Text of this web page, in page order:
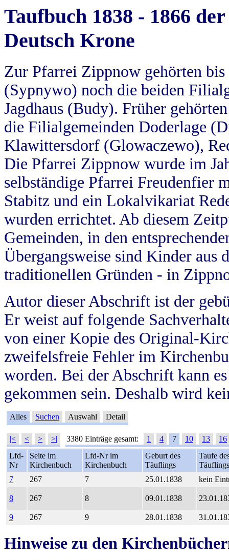
Taufbuch 1838 - 1866
Deutsch Krone
Zur Pfarrei Zippnow gehörten
(Sypnywo) noch die beiden
Jagdhaus (Budy). Früher
die Filialgemeinden Doderlage
Klawittersdorf (Glowaczewo),
Die Pfarrei Zippnow wurde im
selbständige Pfarrei Freudenfier
Stabitz und ein Lokalvikariat
wurden errichtet. Ab diesem
Gemeinden, in den
Übergangsweise sind Kinder aus
traditionellen Gründen - in
Autor dieser Abschrift ist der
Er weist auf folgende
von einer Kopie des Original-
zweifelsfreie Fehler im
worden. Bei der Abschrift kann
gekommen sein. Deshalb wird
Alles Suchen Auswahl Detail
|< < > >| 3380 Einträge gesamt: 1 4 7 10 13
16
Lfd-
Nr
Seite im
Kirchenbuch
Lfd-Nr im
Kirchenbuch
Geburt des
Täuflings
Taufe
Täuflings
7
267 7 25.01.1838 kein
8 267 8 09.01.1838
9 267 9 28.01.1838
Hinweise zu den